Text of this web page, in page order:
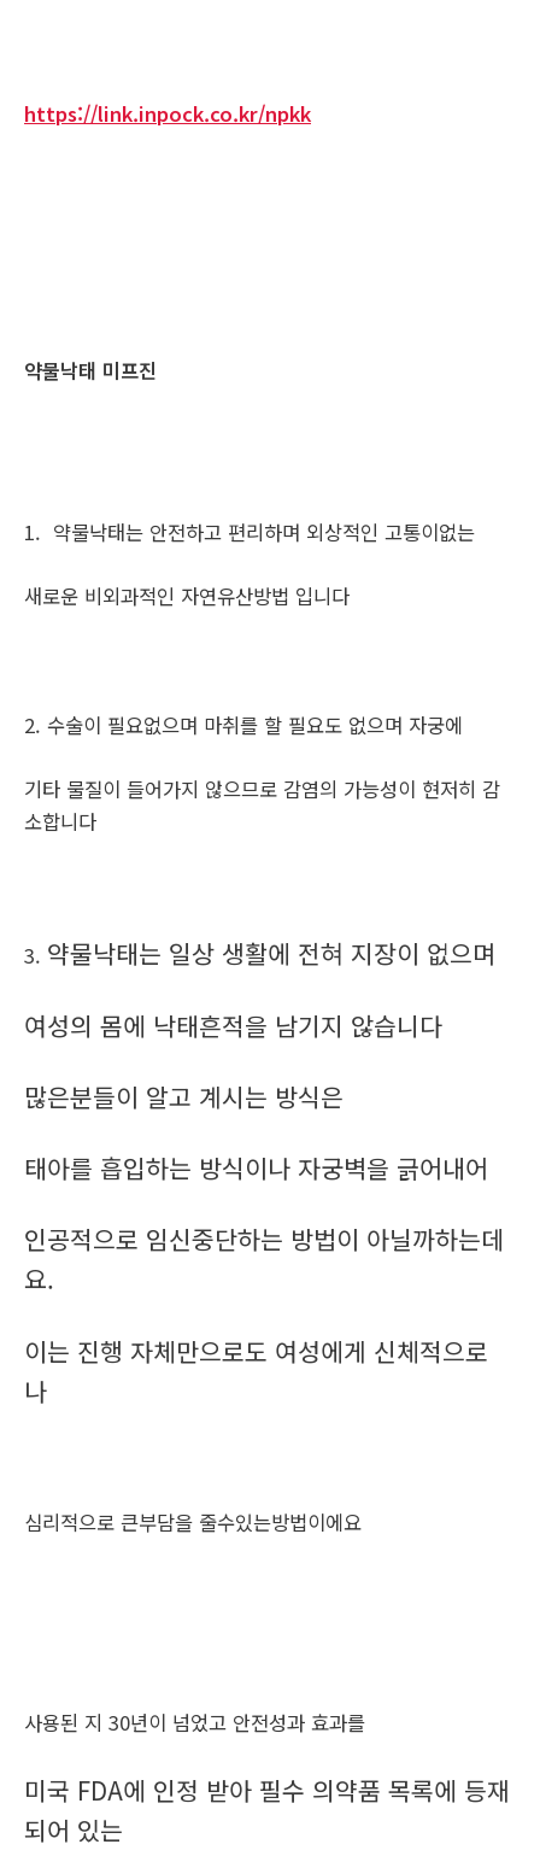
https://link.inpock.co.kr/npkk
약물낙태 미프진
1. 약물낙태는 안전하고 편리하며 외상적인 고통이없는
새로운 비외과적인 자연유산방법 입니다
2. 수술이 필요없으며 마취를 할 필요도 없으며 자궁에
기타 물질이 들어가지 않으므로 감염의 가능성이 현저히 감
소합니다
3. 약물낙태는 일상 생활에 전혀 지장이 없으며
여성의 몸에 낙태흔적을 남기지 않습니다
많은분들이 알고 계시는 방식은
태아를 흡입하는 방식이나 자궁벽을 긁어내어
인공적으로 임신중단하는 방법이 아닐까하는데
요.
이는 진행 자체만으로도 여성에게 신체적으로
나
심리적으로 큰부담을 줄수있는방법이에요
사용된 지 30년이 넘었고 안전성과 효과를
미국 FDA에 인정 받아 필수 의약품 목록에 등재
되어 있는